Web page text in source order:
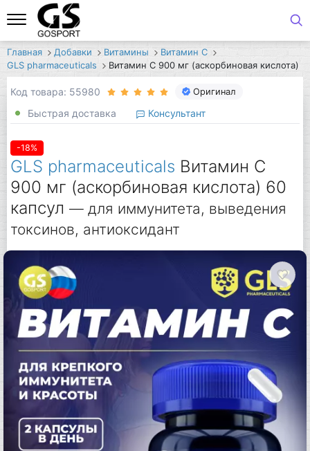
Главная Добавки Витамины
Витамин C
GLS pharmaceuticals
Витамин С 900 мг (аскорбиновая кислота)
Код товара: 55980 Оригинал
Быстрая доставка Консультант
-18%
GLS pharmaceuticals Витамин С
900 мг (аскорбиновая кислота) 60
капсул — для иммунитета, выведения
токсинов, антиоксидант